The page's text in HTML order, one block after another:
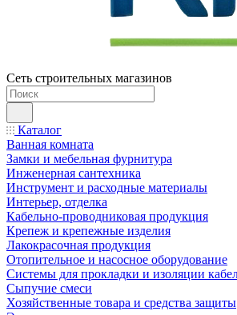
Сеть строительных магазинов
Каталог
Ванная комната
Замки и мебельная фурнитура
Инженерная сантехника
Инструмент и расходные материалы
Интерьер, отделка
Кабельно-проводниковая продукция
Крепеж и крепежные изделия
Лакокрасочная продукция
Отопительное и насосное оборудование
Системы для прокладки и изоляции
Сыпучие смеси
Хозяйственные товара и средства защиты